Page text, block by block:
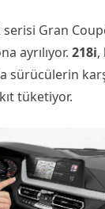
serisi Gran
ayrılıyor. 218i,
sürücülerin
tüketiyor.